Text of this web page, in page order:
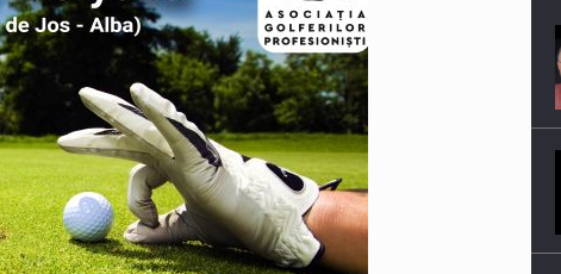
noilor reglementari UE privind ambalajele pot risca retragerea
ON THE INTERNATIONAL BUSINESS SCENE
DIGITALIZED WHOLESALER IN ROMANIA